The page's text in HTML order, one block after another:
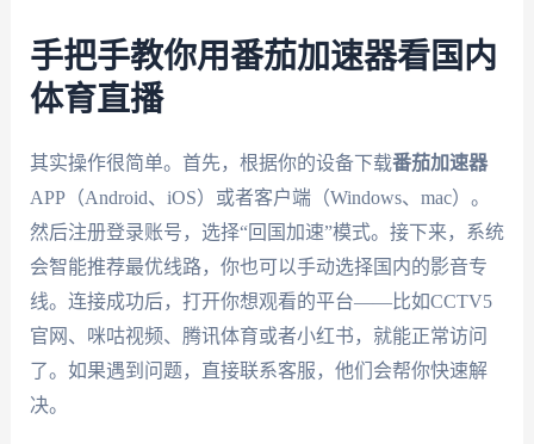
手把手教你用番茄加速器看国内
体育直播
其实操作很简单。首先，根据你的设备下载番茄加速器
APP（Android、iOS）或者客户端（Windows、mac）。
然后注册登录账号，选择“回国加速”模式。接下来，系统
会智能推荐最优线路，你也可以手动选择国内的影音专
线。连接成功后，打开你想观看的平台——比如CCTV5
官网、咪咕视频、腾讯体育或者小红书，就能正常访问
了。如果遇到问题，直接联系客服，他们会帮你快速解
决。